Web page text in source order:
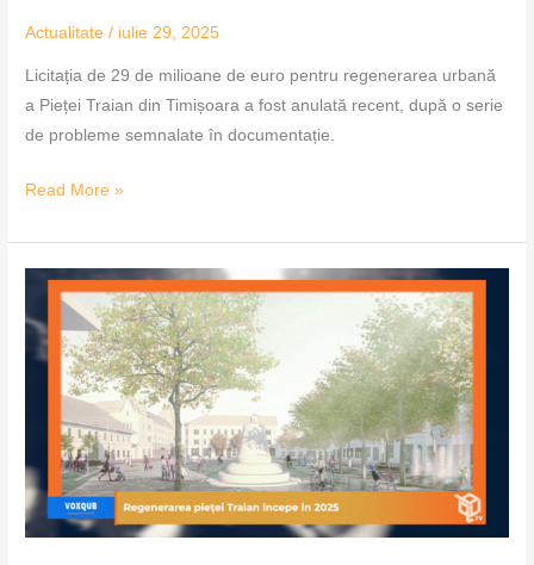
Actualitate / iulie 29, 2025
Licitația de 29 de milioane de euro pentru regenerarea urbană
a Pieței Traian din Timișoara a fost anulată recent, după o serie
de probleme semnalate în documentație.
Read More »
Regenerarea
pieței
Traian
începe
2025
VoxQub